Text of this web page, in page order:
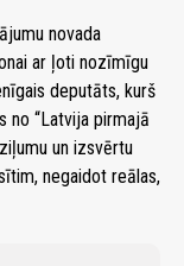
novada
ar ļoti nozīmīgu
deputāts, kurš
no “Latvija pirmajā
un izsvērtu
negaidot reālas,